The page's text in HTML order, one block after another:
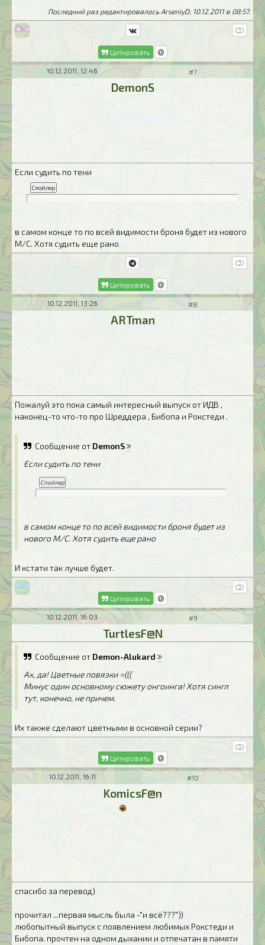
Последний раз редактировалось ArseniyD; 10.12.2011 в 08:57.
Цитировать
10.12.2011, 12:46 #7
DemonS
Если судить по тени
в самом конце то по всей видимости броня будет из нового
М/С. Хотя судить еще рано
Цитировать
10.12.2011, 13:26 #8
ARTman
Пожалуй это пока самый интересный выпуск от ИДВ ,
наконец-то что-то про Шреддера , Бибопа и Рокстеди .
Сообщение от DemonS
Если судить по тени
в самом конце то по всей видимости броня будет из
нового М/С. Хотя судить еще рано
И кстати так лучше будет.
Цитировать
10.12.2011, 16:03 #9
TurtlesF@N
Сообщение от Demon-Alukard
Ах, да! Цветные повязки =(((
Минус один основному сюжету онгоинга! Хотя сингл
тут, конечно, не причем.
Их также сделают цветными в основной серии?
Цитировать
10.12.2011, 16:11 #10
KomicsF@n
спасибо за перевод)
прочитал ...первая мысль была -"и всё???"))
любопытный выпуск с появлением любимых Рокстеди и
Бибопа. прочтен на одном дыхании и отпечатан в памяти